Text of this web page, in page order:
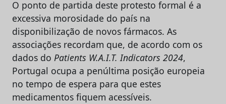
O ponto de partida deste protesto formal é a
excessiva morosidade do país na
disponibilização de novos fármacos. As
associações recordam que, de acordo com os
dados do Patients W.A.I.T. Indicators 2024,
Portugal ocupa a penúltima posição europeia
no tempo de espera para que estes
medicamentos fiquem acessíveis.